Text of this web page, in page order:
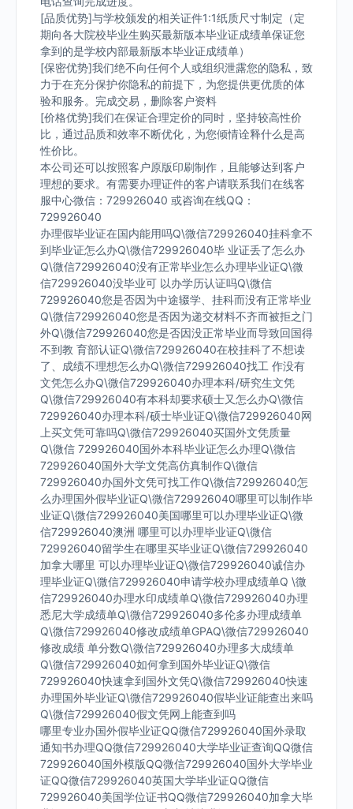
[品质优势]与学校颁发的相关证件1:1纸质尺寸制定（定
期向各大院校毕业生购买最新版本毕业证成绩单保证您
拿到的是学校内部最新版本毕业证成绩单）
[保密优势]我们绝不向任何个人或组织泄露您的隐私，致
力于在充分保护你隐私的前提下，为您提供更优质的体
验和服务。完成交易，删除客户资料
[价格优势]我们在保证合理定价的同时，坚持较高性价
比，通过品质和效率不断优化，为您倾情诠释什么是高
性价比。
本公司还可以按照客户原版印刷制作，且能够达到客户
理想的要求。有需要办理证件的客户请联系我们在线客
服中心微信：729926040 或咨询在线QQ：
729926040
办理假毕业证在国内能用吗Q\微信729926040挂科拿不
到毕业证怎么办Q\微信729926040毕 业证丢了怎么办
Q\微信729926040没有正常毕业怎么办理毕业证Q\微
信729926040没毕业可 以办学历认证吗Q\微信
729926040您是否因为中途辍学、挂科而没有正常毕业
Q\微信729926040您是否因为递交材料不齐而被拒之门
外Q\微信729926040您是否因没正常毕业而导致回国得
不到教 育部认证Q\微信729926040在校挂科了不想读
了、成绩不理想怎么办Q\微信729926040找工 作没有
文凭怎么办Q\微信729926040办理本科/研究生文凭
Q\微信729926040有本科却要求硕士又怎么办Q\微信
729926040办理本科/硕士毕业证Q\微信729926040网
上买文凭可靠吗Q\微信729926040买国外文凭质量
Q\微信 729926040国外本科毕业证怎么办理Q\微信
729926040国外大学文凭高仿真制作Q\微信
729926040办国外文凭可找工作Q\微信729926040怎
么办理国外假毕业证Q\微信729926040哪里可以制作毕
业证Q\微信729926040美国哪里可以办理毕业证Q\微
信729926040澳洲 哪里可以办理毕业证Q\微信
729926040留学生在哪里买毕业证Q\微信729926040
加拿大哪里 可以办理毕业证Q\微信729926040诚信办
理毕业证Q\微信729926040申请学校办理成绩单Q \微
信729926040办理水印成绩单Q\微信729926040办理
悉尼大学成绩单Q\微信729926040多伦多办理成绩单
Q\微信729926040修改成绩单GPAQ\微信729926040
修改成绩 单分数Q\微信729926040办理多大成绩单
Q\微信729926040如何拿到国外毕业证Q\微信
729926040快速拿到国外文凭Q\微信729926040快速
办理国外毕业证Q\微信729926040假毕业证能查出来吗
Q\微信729926040假文凭网上能查到吗
哪里专业办国外假毕业证QQ微信729926040国外录取
通知书办理QQ微信729926040大学毕业证查询QQ微信
729926040国外模版QQ微信729926040国外大学毕业
证QQ微信729926040英国大学毕业证QQ微信
729926040美国学位证书QQ微信729926040加拿大毕